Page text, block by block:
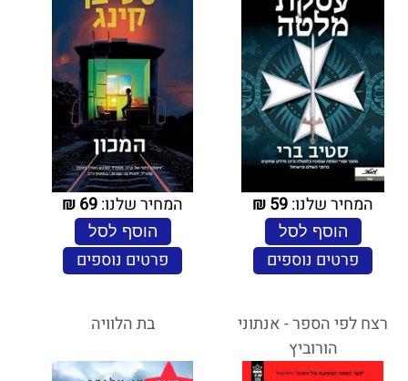
המחיר שלנו:59
₪
הוסף לסל
פרטים נוספים
המחיר שלנו:69
₪
הוסף לסל
פרטים נוספים
רצח לפי הספר - אנתוני
הורוביץ
בת הלוויה